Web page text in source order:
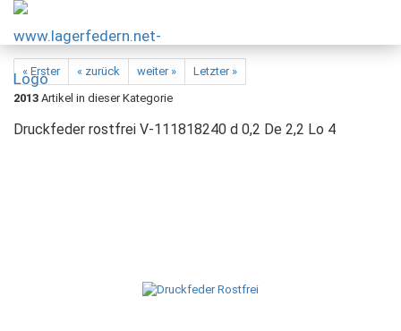
« Erster « zurück weiter »
Letzter »
2013 Artikel in dieser Kategorie
Druckfeder rostfrei V-111818240 d 0,2 De 2,2 Lo 4